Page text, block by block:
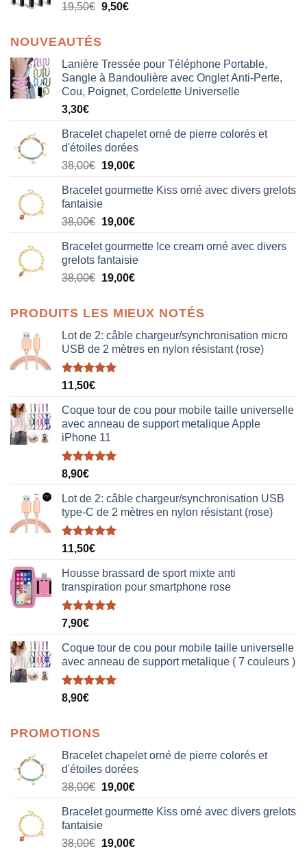
19,50€ 9,50€
NOUVEAUTÉS
Lanière Tressée pour Téléphone Portable,
Sangle à Bandoulière avec Onglet Anti-Perte,
Cou, Poignet, Cordelette Universelle
3,30€
Bracelet chapelet orné de pierre colorés et
d'étoiles dorées
38,00€ Le
initial
était :
38,00€.
19,00€Le
actuel
19,00€.
Bracelet gourmette Kiss orné avec divers grelots
fantaisie
38,00€ Le
initial
était :
38,00€.
19,00€Le
actuel
est :
19,00€.
Bracelet gourmette Ice cream orné avec divers
grelots fantaisie
38,00€ Le
était :
38,00€.
19,00€Le
est :
19,00€.
PRODUITS LES MIEUX NOTÉS
Lot de 2: câble chargeur/synchronisation micro
USB de 2 mètres en nylon résistant (rose)
Note5.00
11,50€
Coque tour de cou pour mobile taille universelle
avec anneau de support metalique Apple
iPhone 11
Note5.00
8,90€
Lot de 2: câble chargeur/synchronisation USB
type-C de 2 mètres en nylon résistant (rose)
Note5.00
11,50€
Housse brassard de sport mixte anti
transpiration pour smartphone rose
Note5.00
7,90€
Coque tour de cou pour mobile taille universelle
avec anneau de support metalique ( 7 couleurs )
Note5.00
8,90€
PROMOTIONS
Bracelet chapelet orné de pierre colorés et
d'étoiles dorées
38,00€ Le
initial
était :
38,00€.
19,00€Le
actuel
19,00€.
Bracelet gourmette Kiss orné avec divers grelots
fantaisie
38,00€ Le
19,00€Le